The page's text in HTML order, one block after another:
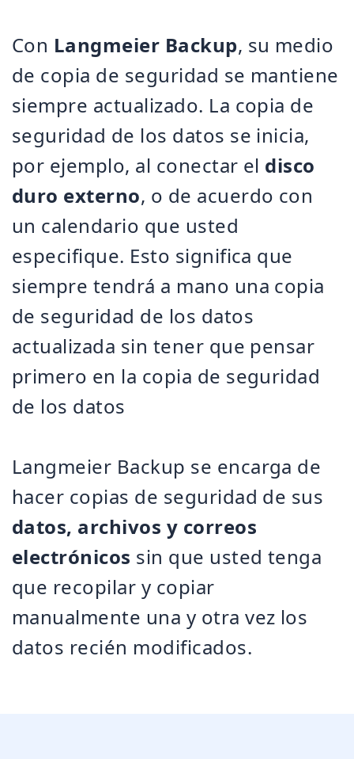
Con Langmeier Backup, su medio
de copia de seguridad se mantiene
siempre actualizado. La copia de
seguridad de los datos se inicia,
por ejemplo, al conectar el disco
duro externo, o de acuerdo con
un calendario que usted
especifique. Esto significa que
siempre tendrá a mano una copia
de seguridad de los datos
actualizada sin tener que pensar
primero en la copia de seguridad
de los datos
Langmeier Backup se encarga de
hacer copias de seguridad de sus
datos, archivos y correos
electrónicos sin que usted tenga
que recopilar y copiar
manualmente una y otra vez los
datos recién modificados.